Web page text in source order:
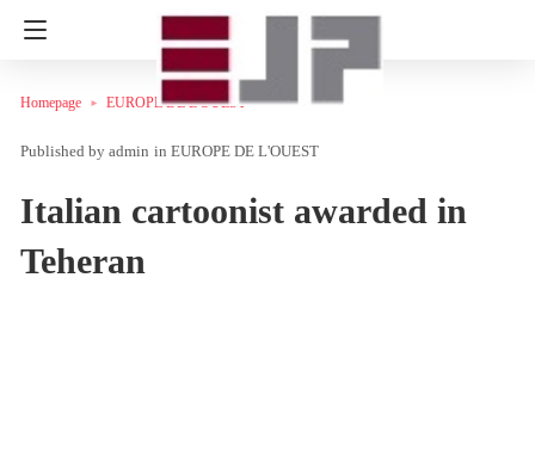
Homepage EUROPE DE L'OUEST
admin in EUROPE DE L'OUEST
Italian cartoonist awarded in
Teheran